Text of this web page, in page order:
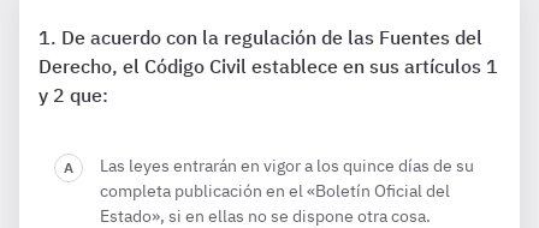
De acuerdo con la regulación de las Fuentes del
Derecho, el Código Civil establece en sus artículos 1
y 2 que:
Las leyes entrarán en vigor a los quince días de su
completa publicación en el «Boletín Oficial del
Estado», si en ellas no se dispone otra cosa.